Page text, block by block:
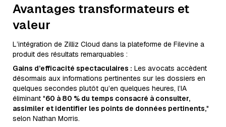
Avantages transformateurs et
valeur
L’intégration de Zilliz Cloud dans la plateforme de Filevine a
produit des résultats remarquables :
Gains d’efficacité spectaculaires : Les avocats accèdent
désormais aux informations pertinentes sur les dossiers en
quelques secondes plutôt qu’en quelques heures, l’IA
éliminant "60 à 80 % du temps consacré à consulter,
assimiler et identifier les points de données pertinents,"
selon Nathan Morris.